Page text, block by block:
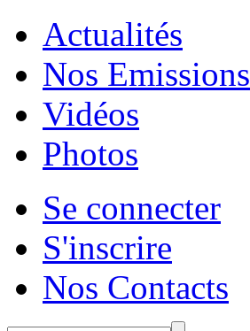
Actualités
Nos Emissions
Vidéos
Photos
Se connecter
S'inscrire
Nos Contacts